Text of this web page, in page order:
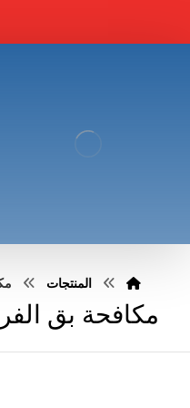
المنتجات
مكافحة بق